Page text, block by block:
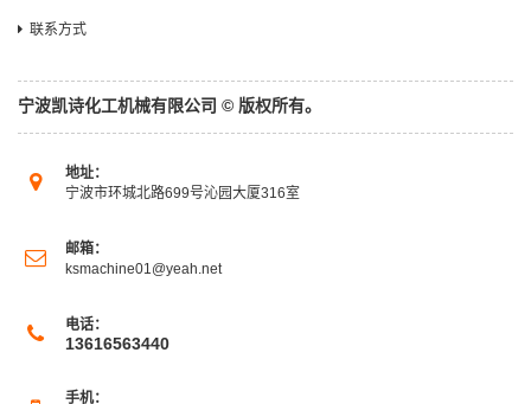
联系方式
宁波凯诗化工机械有限公司 © 版权所有。
地址：
宁波市环城北路699号沁园大厦316室
邮箱：
ksmachine01@yeah.net
电话：
13616563440
手机：